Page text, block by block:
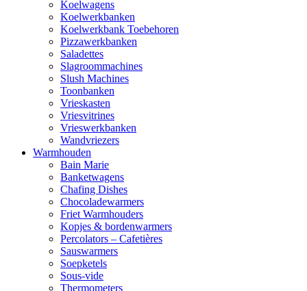
Koelwagens
Koelwerkbanken
Koelwerkbank Toebehoren
Pizzawerkbanken
Saladettes
Slagroommachines
Slush Machines
Toonbanken
Vrieskasten
Vriesvitrines
Vrieswerkbanken
Wandvriezers
Warmhouden
Bain Marie
Banketwagens
Chafing Dishes
Chocoladewarmers
Friet Warmhouders
Kopjes & bordenwarmers
Percolators – Cafetières
Sauswarmers
Soepketels
Sous-vide
Thermometers